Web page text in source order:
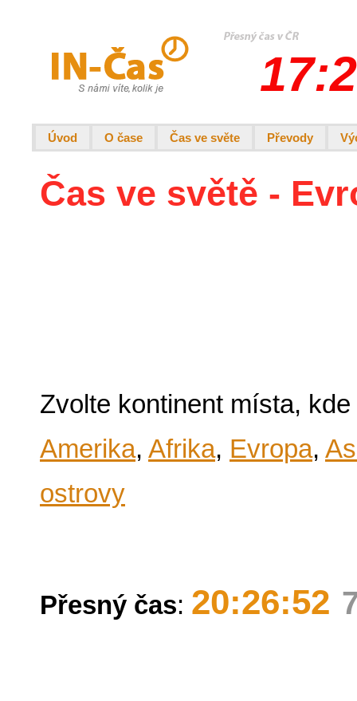
Úvod O čase Čas ve světe Převody
Čas ve světě -
Zvolte kontinent místa,
Amerika, Afrika, Evropa,
ostrovy
Přesný čas: 20:26:52